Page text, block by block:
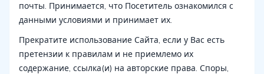
почты. Принимается, что Посетитель ознакомился с
данными условиями и принимает их.
Прекратите использование Сайта, если у Вас есть
претензии к правилам и не приемлемо их
содержание, ссылка(и) на авторские права. Споры,